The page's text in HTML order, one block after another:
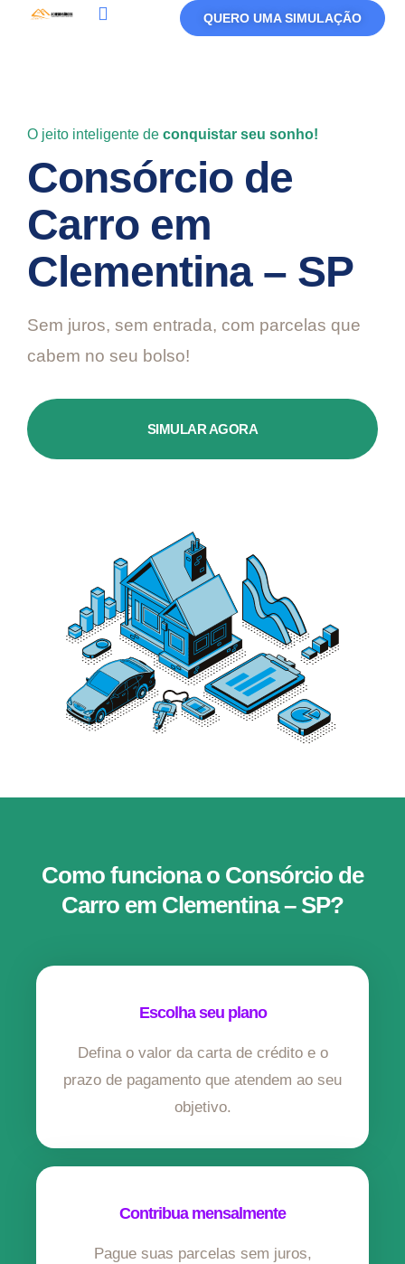
QUERO UMA SIMULAÇÃO
O jeito inteligente de conquistar seu sonho!
Consórcio de
Carro em
Clementina – SP
Sem juros, sem entrada, com parcelas que
cabem no seu bolso!
SIMULAR AGORA
Como funciona o Consórcio de
Carro em Clementina – SP?
Escolha seu plano
Defina o valor da carta de crédito e o
prazo de pagamento que atendem ao seu
objetivo.
Contribua mensalmente
Pague suas parcelas sem juros,